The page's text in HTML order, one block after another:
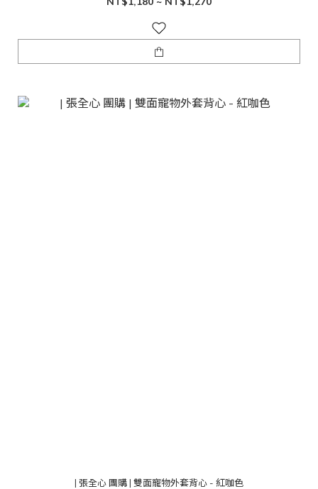
| 張全心 團購 | 雙面寵物外套背心 - 紅咖色